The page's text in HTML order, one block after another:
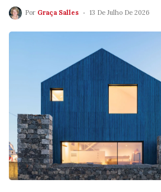
Por Graça Salles 13 De Julho De 2026